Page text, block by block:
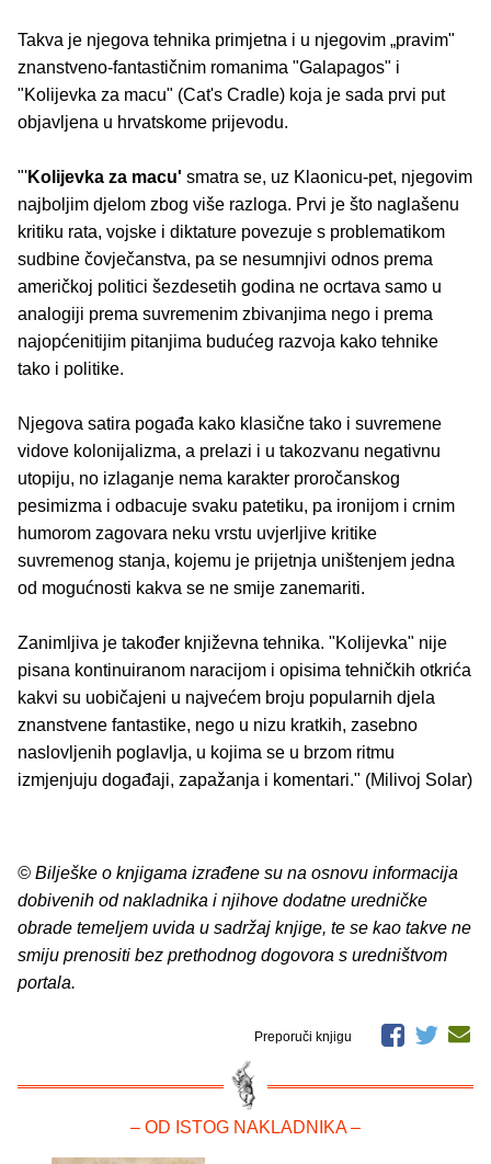
Takva je njegova tehnika primjetna i u njegovim „pravim"
znanstveno-fantastičnim romanima "Galapagos" i
"Kolijevka za macu" (Cat's Cradle) koja je sada prvi put
objavljena u hrvatskome prijevodu.
"'Kolijevka za macu' smatra se, uz Klaonicu-pet, njegovim
najboljim djelom zbog više razloga. Prvi je što naglašenu
kritiku rata, vojske i diktature povezuje s problematikom
sudbine čovječanstva, pa se nesumnjivi odnos prema
američkoj politici šezdesetih godina ne ocrtava samo u
analogiji prema suvremenim zbivanjima nego i prema
najopćenitijim pitanjima budućeg razvoja kako tehnike
tako i politike.
Njegova satira pogađa kako klasične tako i suvremene
vidove kolonijalizma, a prelazi i u takozvanu negativnu
utopiju, no izlaganje nema karakter proročanskog
pesimizma i odbacuje svaku patetiku, pa ironijom i crnim
humorom zagovara neku vrstu uvjerljive kritike
suvremenog stanja, kojemu je prijetnja uništenjem jedna
od mogućnosti kakva se ne smije zanemariti.
Zanimljiva je također književna tehnika. "Kolijevka" nije
pisana kontinuiranom naracijom i opisima tehničkih otkrića
kakvi su uobičajeni u najvećem broju popularnih djela
znanstvene fantastike, nego u nizu kratkih, zasebno
naslovljenih poglavlja, u kojima se u brzom ritmu
izmjenjuju događaji, zapažanja i komentari." (Milivoj Solar)
© Bilješke o knjigama izrađene su na osnovu informacija
dobivenih od nakladnika i njihove dodatne uredničke
obrade temeljem uvida u sadržaj knjige, te se kao takve ne
smiju prenositi bez prethodnog dogovora s uredništvom
portala.
Preporuči knjigu
– OD ISTOG NAKLADNIKA –